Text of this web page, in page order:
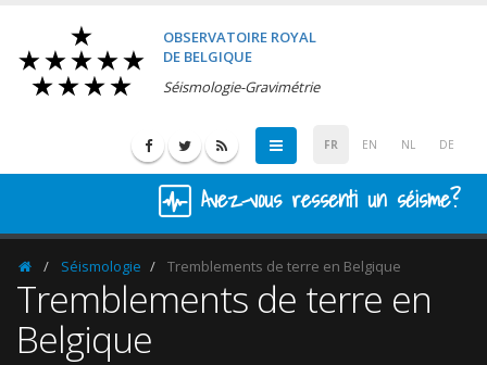
OBSERVATOIRE ROYAL
DE BELGIQUE
Séismologie-Gravimétrie
FR EN NL DE
Avez-vous ressenti un séisme?
HomepageSéismologie Tremblements de terre en Belgique
Tremblements de terre en
Belgique